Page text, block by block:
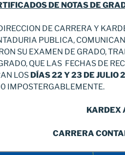
DE NOTAS DE
DE CARRERA Y
PUBLICA,
SU EXAMEN DE GRADO,
QUE LAS FECHAS DE
LOS DÍAS 22 Y 23 DE JULIO
IMPOSTERGABLEMENTE.
KARDEX